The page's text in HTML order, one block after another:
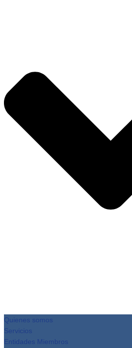
Quienes somos
Servicios
Entidades Miembros